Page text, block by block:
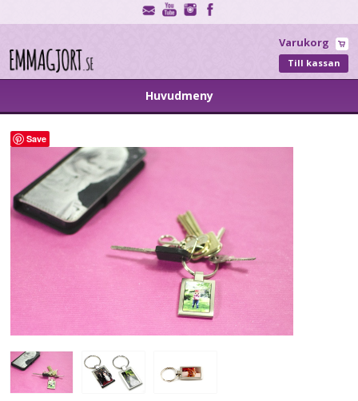
Varukorg
Till kassan
Huvudmeny
Save